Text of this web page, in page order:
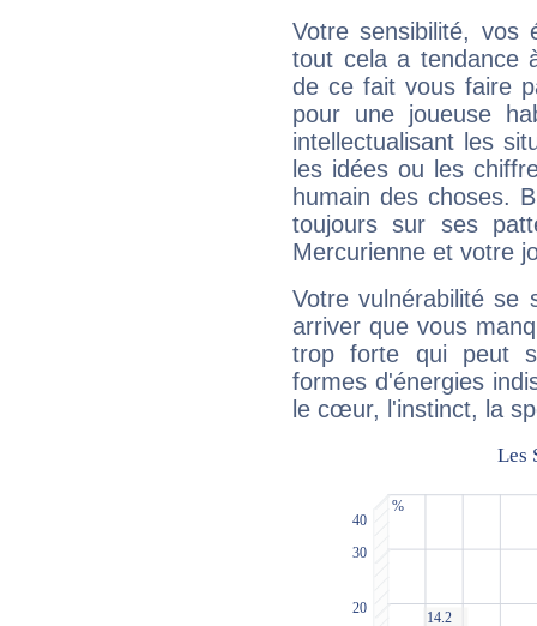
Votre sensibilité,
tout cela a tendance
de ce fait vous faire
pour une joueuse
intellectualisant les
les idées ou les
humain des choses.
toujours sur ses
Mercurienne et votre
Votre vulnérabilité se
arriver que vous
trop forte qui peut
formes d'énergies
le cœur, l'instinct, la